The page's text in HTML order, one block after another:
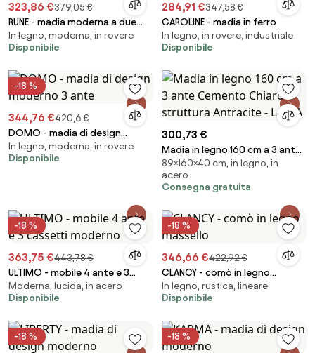
323,86 €379,05 €
RUNE - madia moderna a due
ante
In legno, moderna, in rovere
Disponibile
284,91 €347,58 €
CAROLINE - madia in ferro
In legno, in rovere, industriale
Disponibile
-18 %
344,76 €420,6 €
DOMO - madia di design
moderno 3 ante
In legno, moderna, in rovere
Disponibile
300,73 €
Madia in legno 160 cm a 3 ante
Cemento Chiaro e struttura
Antracite - LAELA
89×160×40 cm, in legno, in
acero
Consegna gratuita
-18 %
363,75 €443,78 €
ULTIMO - mobile 4 ante e 3
cassetti moderno
Moderna, lucida, in acero
Disponibile
-18 %
346,66 €422,92 €
CLANCY - comò in legno
massello
In legno, rustica, lineare
Disponibile
-18 % -18 %